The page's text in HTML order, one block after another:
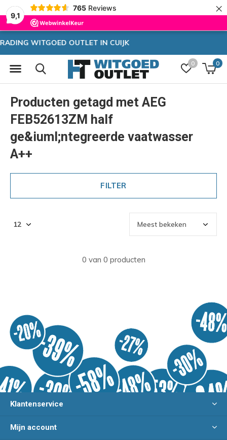
9,1
765 Reviews ×
0 0
Zeer hoge korting
Producten getagd met AEG
FEB52613ZM half
ge&iuml;ntegreerde vaatwasser
A++
FILTER
0 van 0 producten
Klantenservice
Mijn account